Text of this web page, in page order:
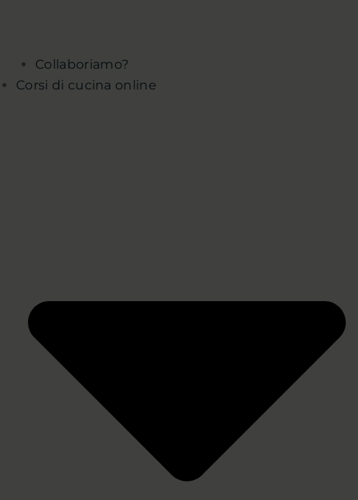
Collaboriamo?
Corsi di cucina online